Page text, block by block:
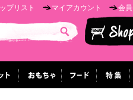
会
マイアカウント
プリスト